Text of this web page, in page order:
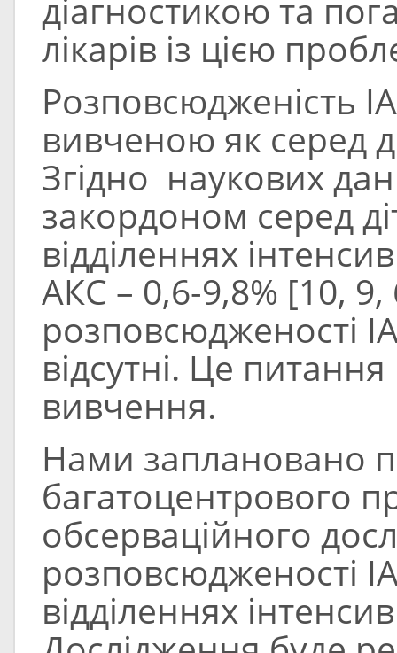
діагностикою та
лікарів із цією
Розповсюдженість
вивченою як серед
Згідно наукових
закордоном серед
відділеннях
АКС – 0,6-9,8% [10,
розповсюдженості
відсутні. Це
вивчення.
Нами заплановано
багатоцентрового
обсерваційного
розповсюдженості
відділеннях